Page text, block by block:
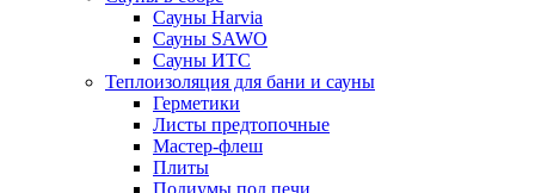
Cауны Harvia
Сауны SAWO
Сауны ИТС
Теплоизоляция для бани и сауны
Герметики
Листы предтопочные
Мастер-флеш
Плиты
Подиумы под печи